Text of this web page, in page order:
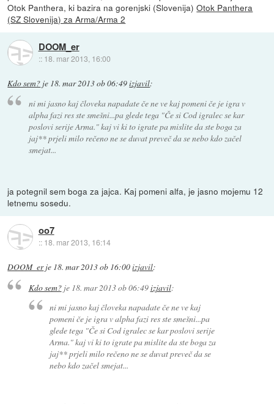
Otok Panthera, ki bazira na gorenjski (Slovenija)Otok Panthera
(SZ Slovenija) za Arma/Arma 2
DOOM_er
:: 18. mar 2013, 16:00
Kdo sem? je 18. mar 2013 ob 06:49izjavil:
ni mi jasno kaj človeka napadate če ne ve kaj pomeni če je igra v
alpha fazi res ste smešni...pa glede tega "Če si Cod igralec se kar
poslovi serije Arma." kaj vi ki to igrate pa mislite da ste boga za
jaj** prjeli milo rečeno ne se duvat preveč da se nebo kdo začel
smejat...
ja potegnil sem boga za jajca. Kaj pomeni alfa, je jasno mojemu 12
letnemu sosedu.
oo7
:: 18. mar 2013, 16:14
DOOM_erje 18. mar 2013 ob 16:00izjavil:
Kdo sem?je 18. mar 2013 ob 06:49izjavil:
ni mi jasno kaj človeka napadate če ne ve kaj
pomeni če je igra v alpha fazi res ste smešni...pa
glede tega "Če si Cod igralec se kar poslovi serije
Arma." kaj vi ki to igrate pa mislite da ste boga za
jaj** prjeli milo rečeno ne se duvat preveč da se
nebo kdo začel smejat...